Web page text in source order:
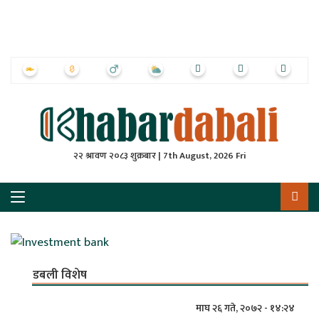
२२ श्रावण २०८३ शुक्रबार | 7th August, 2026 Fri
डबली विशेष
माघ २६ गते, २०७२ - १४:२४